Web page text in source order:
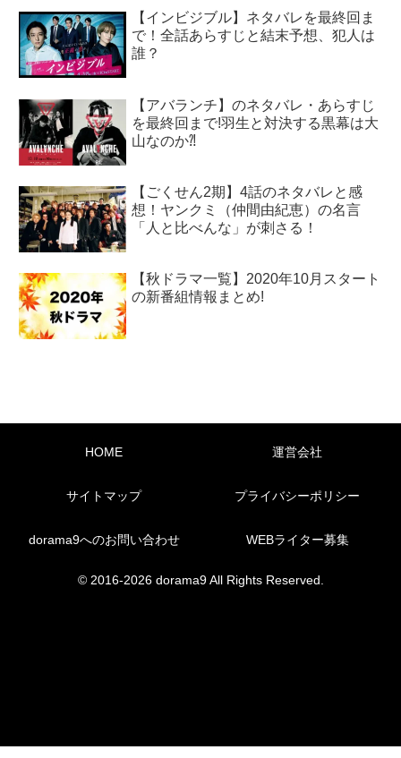
【インビジブル】ネタバレを最終回ま
で！全話あらすじと結末予想、犯人は
誰？
【アバランチ】のネタバレ・あらすじ
を最終回まで!羽生と対決する黒幕は大
山なのか⁈
【ごくせん2期】4話のネタバレと感
想！ヤンクミ（仲間由紀恵）の名言
「人と比べんな」が刺さる！
【秋ドラマ一覧】2020年10月スタート
の新番組情報まとめ!
HOME 運営会社
サイトマップ プライバシーポリシー
dorama9へのお問い合わせ WEBライター募集
© 2016-2026 dorama9 All Rights Reserved.